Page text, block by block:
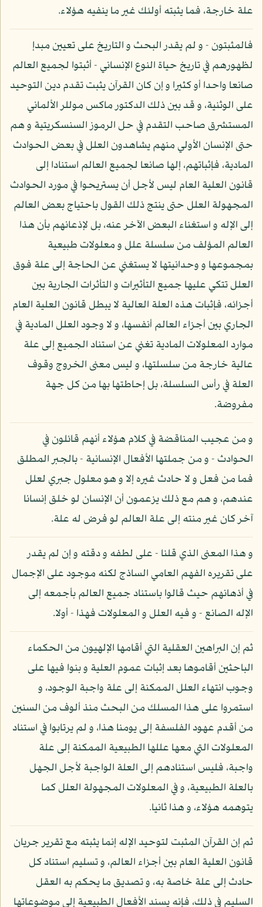
علة خارجة، فما يثبته أولئك غير ما ينفيه هؤلاء.
فالمثبتون - و لم يقدر البحث و التاريخ على تعيين مبدإ
لظهورهم في تاريخ حياة النوع الإنساني - أثبتوا لجميع العالم
صانعا واحدا أو كثيرا و إن كان القرآن يثبت تقدم دين التوحيد
على الوثنية، و قد بين ذلك الدكتور ماكس موللر الألماني
المستشرق صاحب التقدم في حل الرموز السنسكريتية و هم
حتى الإنسان الأولي منهم يشاهدون العلل في بعض الحوادث
المادية، فإثباتهم، إلها صانعا لجميع العالم استنادا إلى
قانون العلية العام ليس لأجل أن يستريحوا في مورد الحوادث
المجهولة العلل حتى ينتج ذلك القول باحتياج بعض العالم
إلى الإله و استغناء البعض الآخر عنه، بل لإذعانهم بأن هذا
العالم المؤلف من سلسلة علل و معلولات طبيعية
بمجموعها و وحدانيتها لا يستغني عن الحاجة إلى علة فوق
العلل تتكي عليها جميع التأثيرات و التأثرات الجارية بين
أجزائه، فإثبات هذه العلة العالية لا يبطل قانون العلية العام
الجاري بين أجزاء العالم أنفسها، و لا وجود العلل المادية في
موارد المعلولات المادية تغني عن استناد الجميع إلى علة
عالية خارجة من سلسلتها، و ليس معنى الخروج وقوف
العلة في رأس السلسلة، بل إحاطتها بها من كل جهة
مفروضة.
و من عجيب المناقضة في كلام هؤلاء أنهم قائلون في
الحوادث - و من جملتها الأفعال الإنسانية - بالجبر المطلق
فما من فعل و لا حادث غيره إلا و هو معلول جبري لعلل
عندهم، و هم مع ذلك يزعمون أن الإنسان لو خلق إنسانا
آخر كان غير منته إلى علة العالم لو فرض له علة.
و هذا المعنى الذي قلنا - على لطفه و دقته و إن لم يقدر
على تقريره الفهم العامي الساذج لكنه موجود على الإجمال
في أذهانهم حيث قالوا باستناد جميع العالم بأجمعه إلى
الإله الصانع - و فيه العلل و المعلولات فهذا - أولا.
ثم إن البراهين العقلية التي أقامها الإلهيون من الحكماء
الباحثين أقاموها بعد إثبات عموم العلية و بنوا فيها على
وجوب انتهاء العلل الممكنة إلى علة واجبة الوجود، و
استمروا على هذا المسلك من البحث منذ ألوف من السنين
من أقدم عهود الفلسفة إلى يومنا هذا، و لم يرتابوا في استناد
المعلولات التي معها عللها الطبيعية الممكنة إلى علة
واجبة، فليس استنادهم إلى العلة الواجبة لأجل الجهل
بالعلة الطبيعية، و في المعلولات المجهولة العلل كما
يتوهمه هؤلاء، و هذا ثانيا.
ثم إن القرآن المثبت لتوحيد الإله إنما يثبته مع تقرير جريان
قانون العلية العام بين أجزاء العالم، و تسليم استناد كل
حادث إلى علة خاصة به، و تصديق ما يحكم به العقل
السليم في ذلك، فإنه يسند الأفعال الطبيعية إلى موضوعاتها